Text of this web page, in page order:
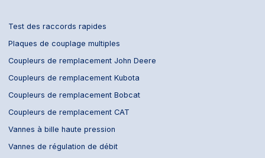
Test des raccords rapides
Plaques de couplage multiples
Coupleurs de remplacement John Deere
Coupleurs de remplacement Kubota
Coupleurs de remplacement Bobcat
Coupleurs de remplacement CAT
Vannes à bille haute pression
Vannes de régulation de débit